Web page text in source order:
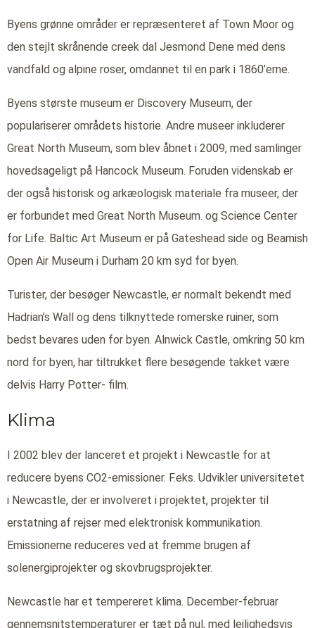
Byens grønne områder er repræsenteret af Town Moor og
den stejlt skrånende creek dal Jesmond Dene med dens
vandfald og alpine roser, omdannet til en park i 1860’erne.
Byens største museum er Discovery Museum, der
populariserer områdets historie. Andre museer inkluderer
Great North Museum, som blev åbnet i 2009, med samlinger
hovedsageligt på Hancock Museum. Foruden videnskab er
der også historisk og arkæologisk materiale fra museer, der
er forbundet med Great North Museum. og Science Center
for Life. Baltic Art Museum er på Gateshead side og Beamish
Open Air Museum i Durham 20 km syd for byen.
Turister, der besøger Newcastle, er normalt bekendt med
Hadrian’s Wall og dens tilknyttede romerske ruiner, som
bedst bevares uden for byen. Alnwick Castle, omkring 50 km
nord for byen, har tiltrukket flere besøgende takket være
delvis Harry Potter- film.
Klima
I 2002 blev der lanceret et projekt i Newcastle for at
reducere byens CO2-emissioner. F.eks. Udvikler universitetet
i Newcastle, der er involveret i projektet, projekter til
erstatning af rejser med elektronisk kommunikation.
Emissionerne reduceres ved at fremme brugen af
solenergiprojekter og skovbrugsprojekter.
Newcastle har et tempereret klima. December-februar
gennemsnitstemperaturer er tæt på nul, med lejlighedsvis